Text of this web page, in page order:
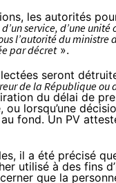
les autorités
service, d’une unité
l’autorité du ministre
par décret».
seront
de la République ou
du délai de
ou lorsqu’une
fond. Un PV
il a été précisé
utilisé à des fins
que la